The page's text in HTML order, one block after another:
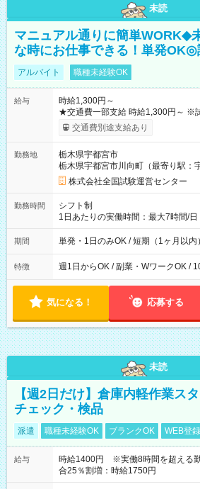
未読
マニュアル通りに簡単WORK◆
な時にお仕事できる！単発OK◎
アルバイト 職種未経験OK
給与
時給1,300円～
★交通費一部支給 時給1,300円～ ※試験・役割により手当あり
※勤務回数により昇給あり 【即給（
り！】 希望される場合、勤務から1
例】 ・河合塾模擬試験 8:30～17:30
×8時間＝日収10,400円＋交通費 ※当
円の場合あり ・国家試験 7:00～
円（役割手当＋100円）×6時間＝日収
間】試用期間なし
交通費別途支給あり
勤務地
栃木県宇都宮市
栃木県宇都宮市川向町（最寄り駅：
株式会社全国試験運営センター
勤務時間
シフト制
1日あたりの実働時間：最大7時間/
間は 試験により異なります。
期間 単発・1日のみOK / 短期（1ヶ月以内）
特徴 週1日からOK / 副業・WワークOK /
気になる！ 応募する
未読
【週2日だけ】倉庫内軽作業ス
チェック・検品
派遣 職種未経験OK ブランクOK WEB登
給与
時給1400円 ※実働8時間を超える
合25％割増：時給1750円